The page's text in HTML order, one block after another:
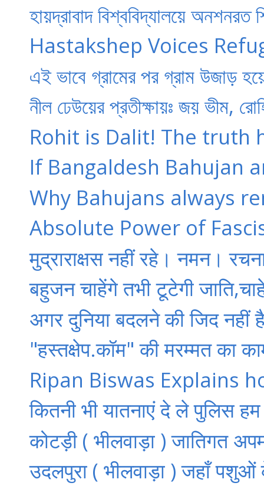
হায়দ্রাবাদ বিশ্ববিদ্যালয়ে অনশনরত
Hastakshep Voices
এই ভাবে গ্রামের পর গ্রাম উজাড়
নীল ঢেউয়ের প্রতীক্ষায়ঃ জয় ভীম,
Rohit is Dalit! The truth
If Bangaldesh Bahujan
Why Bahujans always
Absolute Power of
मुद्राराक्षस नहीं रहे। नमन।
बहुजन चाहेंगे तभी टूटेगी
अगर दुनिया बदलने की जिद नहीं
"हस्तक्षेप.कॉम" की मरम्मत का
Ripan Biswas Explains
कितनी भी यातनाएं दे ले पुलिस हम
कोटड़ी ( भीलवाड़ा ) जातिगत
उदलपुरा ( भीलवाड़ा ) जहाँ पशुओं